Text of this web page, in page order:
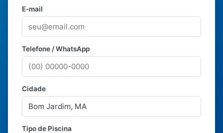
E-mail
Telefone / WhatsApp
Cidade
Tipo de Piscina